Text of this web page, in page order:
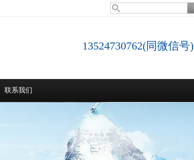
13524730762(同微信号)
联系我们